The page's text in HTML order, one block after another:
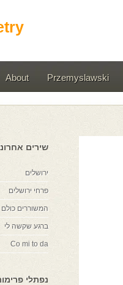
Przemyslawski
About
שירים
ירושלים
פרחי ירושלים
המשוררים כולם
ברגע שקשה לי
Co mi to da
נפתלי